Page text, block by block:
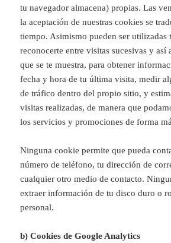
tu navegador almacena) propias. Las
la aceptación de nuestras cookies se
tiempo. Asimismo pueden ser utilizadas
reconocerte entre visitas sucesivas y así
que se te muestra, para obtener
fecha y hora de tu última visita, medir
de tráfico dentro del propio sitio, y
visitas realizadas, de manera que
los servicios y promociones de forma
Ninguna cookie permite que pueda
número de teléfono, tu dirección de
cualquier otro medio de contacto.
extraer información de tu disco duro o
personal.
b) Cookies de Google Analytics